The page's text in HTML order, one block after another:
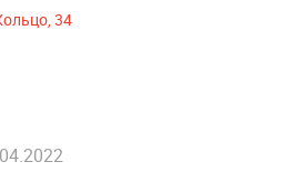
34